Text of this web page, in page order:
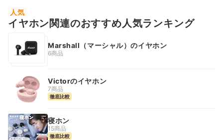
人気
イヤホン関連のおすすめ人気ランキング
Marshall（マーシャル）のイヤホン
6商品
Victorのイヤホン
7商品
徹底比較
寝ホン
15商品
徹底比較